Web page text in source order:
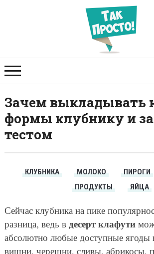
Зачем выкладывать
формы клубнику и
тестом
КЛУБНИКА МОЛОКО ПИРОГИ
ПРОДУКТЫ
ЯЙЦА
Сейчас клубника на пике
разница, ведь в десерт клафути
абсолютно любые доступные ягоды
вишни, черешни, сливы, абрикосы,